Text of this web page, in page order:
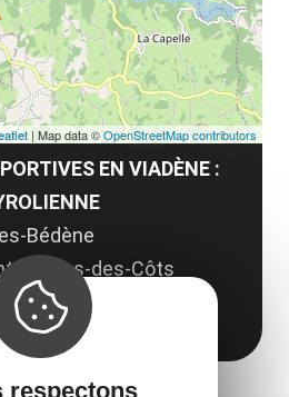
EN VIADÈNE :
Bédène
Amans-des-Côts
l'itinéraire
| Map data ©OpenStreetMap contributors
respectons